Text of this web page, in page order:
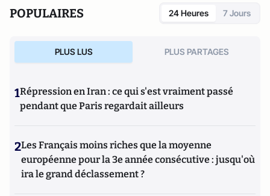
POPULAIRES 24 Heures 7 Jours
PLUS LUS PLUS PARTAGES
1Répression en Iran : ce qui s'est vraiment passé
pendant que Paris regardait ailleurs
2Les Français moins riches que la moyenne
européenne pour la 3e année consécutive : jusqu'où
ira le grand déclassement ?